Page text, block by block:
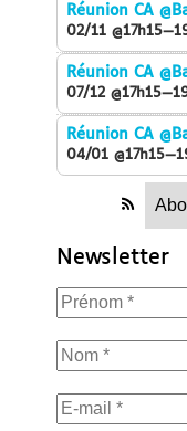
Réunion CA
02/11
Réunion CA
07/12
Réunion CA
04/01
Newsletter